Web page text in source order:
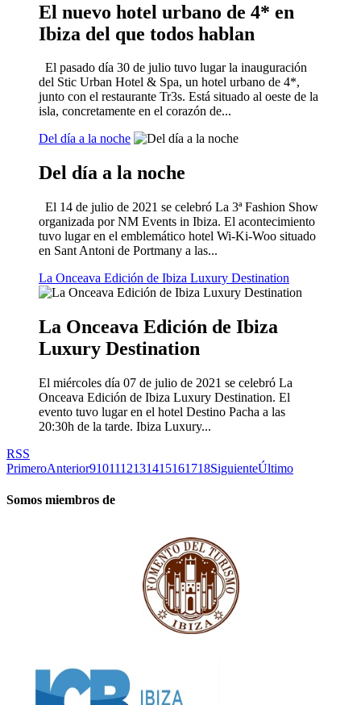
El nuevo hotel urbano de 4* en
Ibiza del que todos hablan
El pasado día 30 de julio tuvo lugar la inauguración
del Stic Urban Hotel & Spa, un hotel urbano de 4*,
junto con el restaurante Tr3s. Está situado al oeste de la
isla, concretamente en el corazón de...
Del día a la noche
Del día a la noche
El 14 de julio de 2021 se celebró La 3ª Fashion Show
organizada por NM Events in Ibiza. El acontecimiento
tuvo lugar en el emblemático hotel Wi-Ki-Woo situado
en Sant Antoni de Portmany a las...
La Onceava Edición de Ibiza Luxury Destination
La Onceava Edición de Ibiza
Luxury Destination
El miércoles día 07 de julio de 2021 se celebró La
Onceava Edición de Ibiza Luxury Destination. El
evento tuvo lugar en el hotel Destino Pacha a las
20:30h de la tarde. Ibiza Luxury...
RSS
PrimeroAnterior9101112131415161718SiguienteÚltimo
Somos miembros de